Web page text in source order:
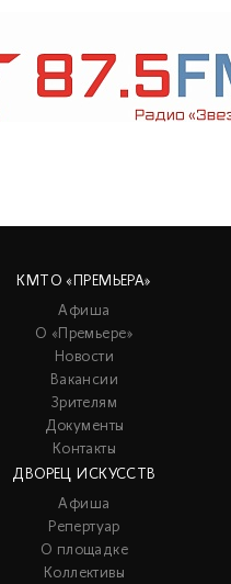
КМТО «ПРЕМЬЕРА»
Афиша
О «Премьере»
Новости
Вакансии
Зрителям
Документы
Контакты
ДВОРЕЦ ИСКУССТВ
Афиша
Репертуар
О площадке
Коллективы